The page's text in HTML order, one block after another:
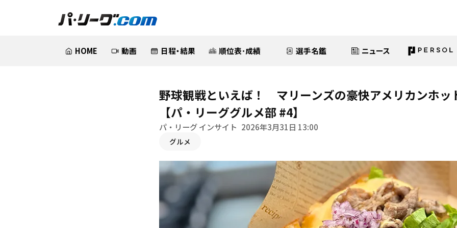
HOME 動画 日程・結果 順位表･成績 選手名鑑 ニュース
野球観戦といえば！ マリーンズの豪快アメリカンホッ
【パ・リーググルメ部 #4】
パ・リーグ インサイト 2026年3月31日 13:00
グルメ